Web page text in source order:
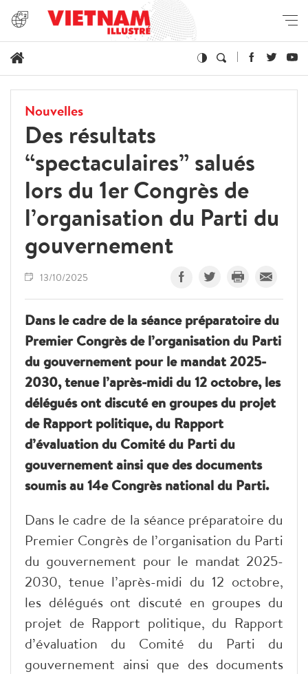
Nouvelles
Des résultats
“spectaculaires” salués
lors du 1er Congrès de
l’organisation du Parti du
gouvernement
13/10/2025
Dans le cadre de la séance préparatoire du
Premier Congrès de l’organisation du Parti
du gouvernement pour le mandat 2025-
2030, tenue l’après-midi du 12 octobre, les
délégués ont discuté en groupes du projet
de Rapport politique, du Rapport
d’évaluation du Comité du Parti du
gouvernement ainsi que des documents
soumis au 14e Congrès national du Parti.
Dans le cadre de la séance préparatoire du
Premier Congrès de l’organisation du Parti
du gouvernement pour le mandat 2025-
2030, tenue l’après-midi du 12 octobre,
les délégués ont discuté en groupes du
projet de Rapport politique, du Rapport
d’évaluation du Comité du Parti du
gouvernement ainsi que des documents